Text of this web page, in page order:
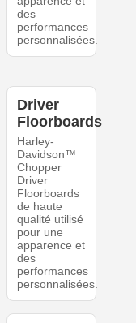
des
performances
personnalisées.
Driver
Floorboards
Harley-
Davidson™
Chopper
Driver
Floorboards
de haute
qualité utilisé
pour une
apparence et
des
performances
personnalisées.